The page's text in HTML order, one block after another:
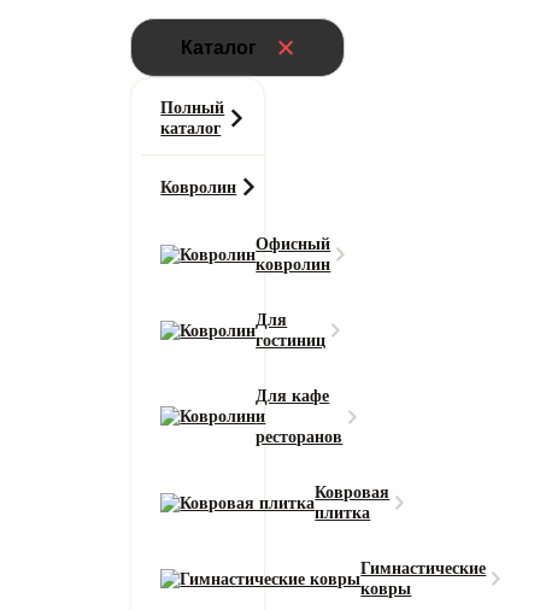
Каталог
Полный
каталог
Ковролин
Офисный
ковролин
Для
гостиниц
Для кафе
и
ресторанов
Ковровая
плитка
Гимнастические
ковры